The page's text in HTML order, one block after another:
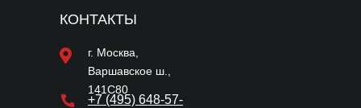
КОНТАКТЫ
+7 (495) 648-57-
г. Москва,
Варшавское ш.,
141С80